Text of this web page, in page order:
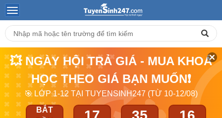
💥 NGÀY HỘI TRẢ GIÁ - MUA KHOÁ
HỌC THEO GIÁ BẠN MUỐN❗
🎯 LỚP 1-12 TẠI TUYENSINH247 (TỪ 10-12/08)
BẮT